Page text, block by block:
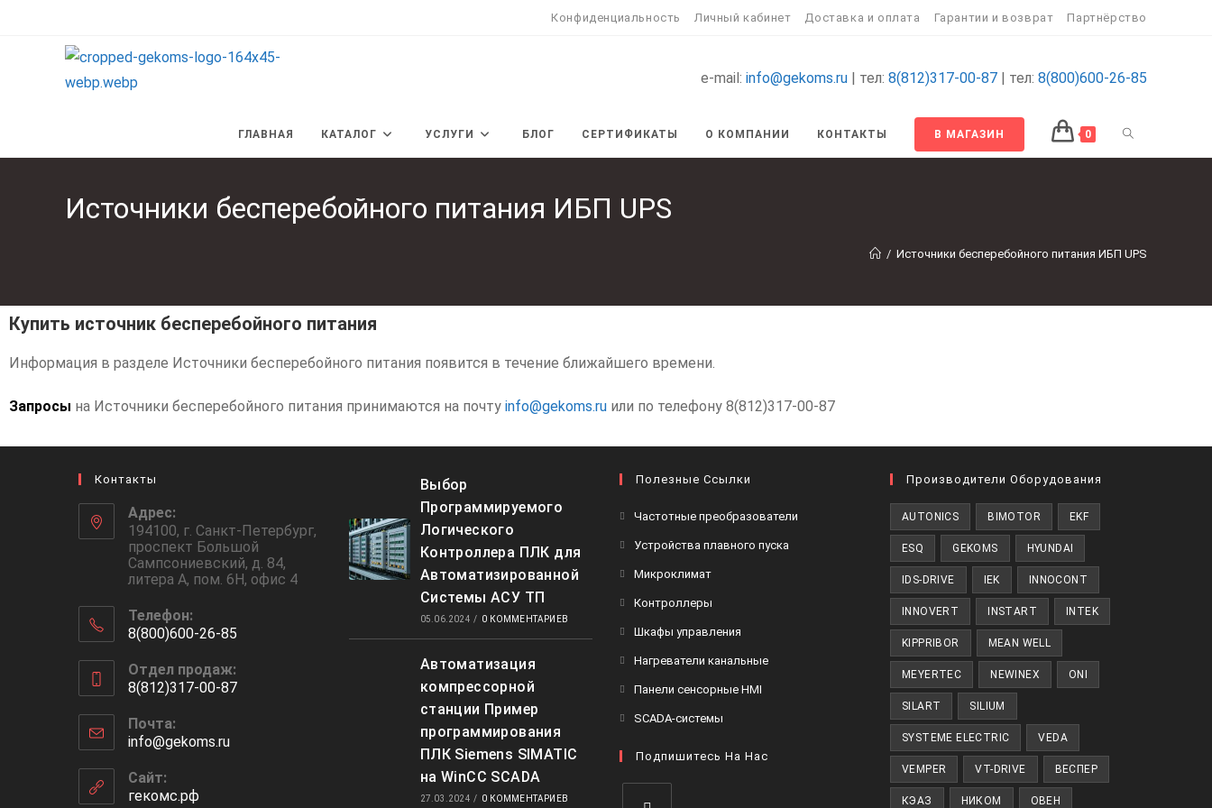
Конфиденциальность Личный кабинет Доставка и оплата Гарантии и возврат Партнёрство
e-mail: info@gekoms.ru | тел: 8(812)317-00-87 | тел: 8(800)600-26-85
ГЛАВНАЯ КАТАЛОГ УСЛУГИ БЛОГ СЕРТИФИКАТЫ О КОМПАНИИ КОНТАКТЫ В МАГАЗИН 0
Источники бесперебойного питания ИБП UPS
/ Источники бесперебойного питания ИБП UPS
Купить источник бесперебойного питания
Информация в разделе Источники бесперебойного питания появится в течение ближайшего времени.
Запросы на Источники бесперебойного питания принимаются на почту info@gekoms.ru или по телефону 8(812)317-00-87
Контакты
Адрес:
194100, г. Санкт-Петербург,
проспект Большой
Сампсониевский, д. 84,
литера А, пом. 6Н, офис 4
Телефон:
8(800)600-26-85
Отдел продаж:
8(812)317-00-87
Почта:
info@gekoms.ru
Сайт:
гекомс.рф
Выбор
Программируемого
Логического
Контроллера ПЛК для
Автоматизированной
Системы АСУ ТП
05.06.2024 / 0 КОММЕНТАРИЕВ
Автоматизация
компрессорной
станции Пример
программирования
ПЛК Siemens SIMATIC
на WinCC SCADA
27.03.2024 / 0 КОММЕНТАРИЕВ
Полезные Ссылки
Частотные преобразователи
Устройства плавного пуска
Микроклимат
Контроллеры
Шкафы управления
Нагреватели канальные
Панели сенсорные HMI
SCADA-системы
Подпишитесь На Нас
Производители Оборудования
AUTONICS BIMOTOR EKF
ESQ GEKOMS HYUNDAI
IDS-DRIVE IEK INNOCONT
INNOVERT INSTART INTEK
KIPPRIBOR MEAN WELL
MEYERTEC NEWINEX ONI
SILART SILIUM
SYSTEME ELECTRIC VEDA
VEMPER VT-DRIVE ВЕСПЕР
КЭАЗ НИКОМ ОВЕН